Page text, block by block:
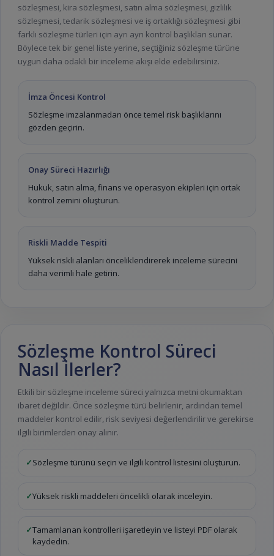
sözleşmesi, kira sözleşmesi, satın alma sözleşmesi, gizlilik
sözleşmesi, tedarik sözleşmesi ve iş ortaklığı sözleşmesi gibi
farklı sözleşme türleri için ayrı ayrı kontrol başlıkları sunar.
Böylece tek bir genel liste yerine, seçtiğiniz sözleşme türüne
uygun daha odaklı bir inceleme akışı elde edebilirsiniz.
İmza Öncesi Kontrol
Sözleşme imzalanmadan önce temel risk başlıklarını
gözden geçirin.
Onay Süreci Hazırlığı
Hukuk, satın alma, finans ve operasyon ekipleri için ortak
kontrol zemini oluşturun.
Riskli Madde Tespiti
Yüksek riskli alanları önceliklendirerek inceleme sürecini
daha verimli hale getirin.
Sözleşme Kontrol Süreci
Nasıl İlerler?
Etkili bir sözleşme inceleme süreci yalnızca metni okumaktan
ibaret değildir. Önce sözleşme türü belirlenir, ardından temel
maddeler kontrol edilir, risk seviyesi değerlendirilir ve gerekirse
ilgili birimlerden onay alınır.
Sözleşme türünü seçin ve ilgili kontrol listesini oluşturun.
Yüksek riskli maddeleri öncelikli olarak inceleyin.
Tamamlanan kontrolleri işaretleyin ve listeyi PDF olarak
kaydedin.